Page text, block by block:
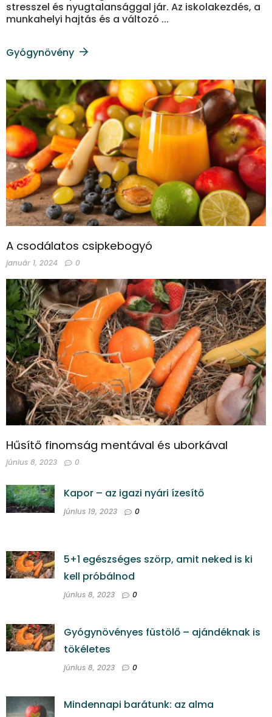
stresszel és nyugtalansággal jár. Az iskolakezdés, a
munkahelyi hajtás és a változó ...
Gyógynövény
A csodálatos csipkebogyó
január 1, 2024 0
Hűsítő finomság mentával és uborkával
június 8, 2023 0
Kapor – az igazi nyári ízesítő
június 19, 2023 0
5+1 egészséges szörp, amit neked is ki
kell próbálnod
június 8, 2023 0
Gyógynövényes füstölő – ajándéknak is
tökéletes
június 8, 2023 0
Mindennapi barátunk: az alma